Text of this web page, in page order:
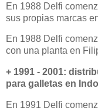
En 1988 Delfi
sus propias marcas
En 1988 Delfi
con una planta en
+ 1991 - 2001:
para galletas en
En 1991 Delfi